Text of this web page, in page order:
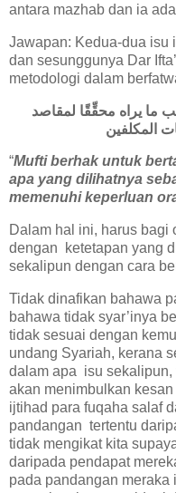
antara mazhab dan ia
Jawapan: Kedua-dua isu
dan sesunggunya Dar
metodologi dalam
ما يراه محقِّقًا لمقاصد
“Mufti berhak untuk
apa yang dilihatnya
memenuhi keperluan
Dalam hal ini, harus bagi
dengan ketetapan yang
sekalipun dengan cara
Tidak dinafikan bahawa
bahawa tidak syar’inya
tidak sesuai dengan
undang Syariah, kerana
dalam apa isu
akan menimbulkan
ijtihad para fuqaha salaf
pandangan tertentu
tidak mengikat kita
daripada pendapat
pada pandangan meraka